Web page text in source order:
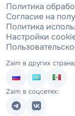
Политика
Согласие на
Политика
Настройки
Zaim в других
Zaim в соцсетях: